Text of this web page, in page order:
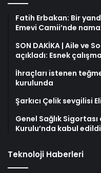
Fatih Erbakan: Bir
Emevi Camii’nde
SON DAKİKA | Aile ve
açıkladı: Esnek
İhraçları istenen
kurulunda
Şarkıcı Çelik sevgilisi
Genel Sağlık
Kurulu’nda kabul edildi
Teknoloji Haberleri